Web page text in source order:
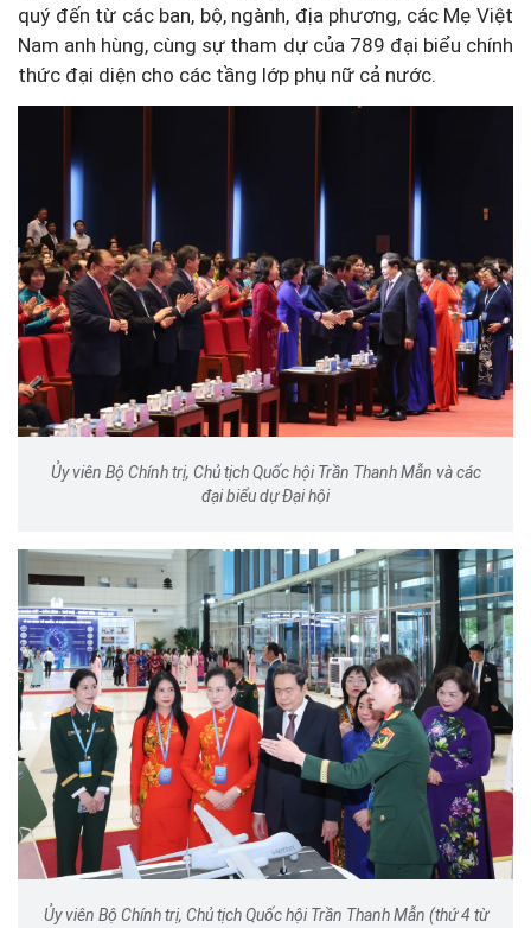
quý đến từ các ban, bộ, ngành, địa phương, các Mẹ Việt
Nam anh hùng, cùng sự tham dự của 789 đại biểu chính
thức đại diện cho các tầng lớp phụ nữ cả nước.
Ủy viên Bộ Chính trị, Chủ tịch Quốc hội Trần Thanh Mẫn và các
đại biểu dự Đại hội
Ủy viên Bộ Chính trị, Chủ tịch Quốc hội Trần Thanh Mẫn (thứ 4 từ